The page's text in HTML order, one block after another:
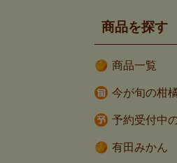
商品を探す
商品一覧
今が旬の柑
予約受付中
有田みかん